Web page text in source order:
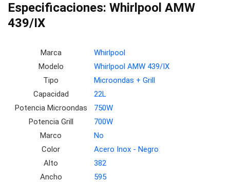
Especificaciones: Whirlpool AMW
439/IX
Marca
Whirlpool
Modelo
Whirlpool AMW 439/IX
Tipo
Microondas + Grill
Capacidad
22L
Potencia Microondas
750W
Potencia Grill
700W
Marco
No
Color
Acero Inox - Negro
Alto
382
Ancho
595